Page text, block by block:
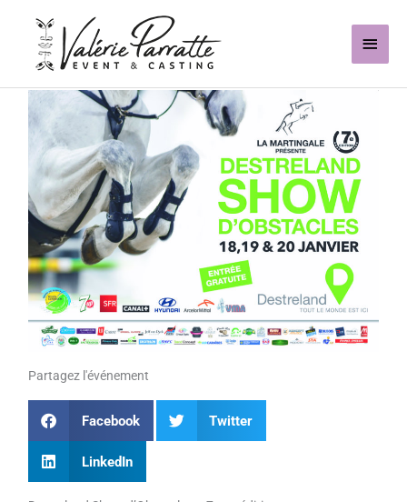
contenu
Menu
Partagez l'événement
Facebook Twitter
LinkedIn